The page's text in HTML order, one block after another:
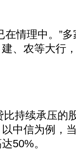
情理中。”多
、农等大行
持续承压的
中信为例，
50%。